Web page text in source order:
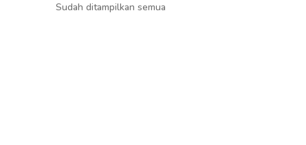
Sudah ditampilkan semua